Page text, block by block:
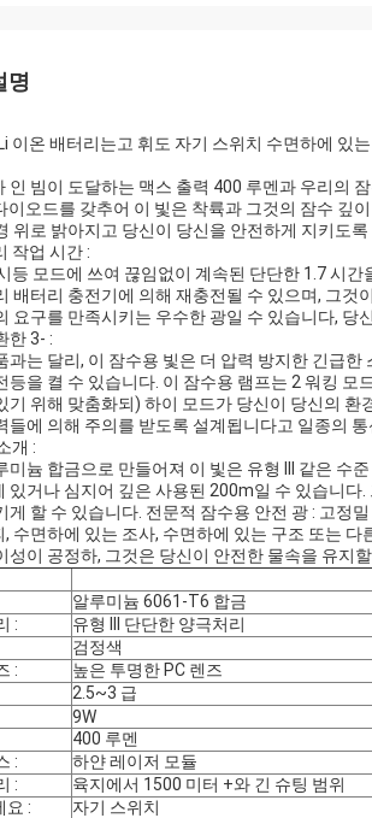
명
이온 배터리는고 휘도 자기 스위치 수면하에 있
인 빔이 도달하는 맥스 출력 400 루멘과 우리의
이오드를 갖추어 이 빛은 착륙과 그것의 잠수
위로 밝아지고 당신이 당신을 안전하게 지키도
작업 시간 :
등 모드에 쓰여 끊임없이 계속된 단단한 1.7 시
배터리 충전기에 의해 재충전될 수 있으며, 그것
요구를 만족시키는 우수한 광일 수 있습니다, 당
한 3- :
과는 달리, 이 잠수용 빛은 더 압력 방지한 긴급
등을 켤 수 있습니다. 이 잠수용 램프는 2 워킹
기 위해 맞춤화되) 하이 모드가 당신이 당신의
들에 의해 주의를 받도록 설계됩니다고 일종의 통
개 :
미늄 합금으로 만들어져 이 빛은 유형 III 같은 수
있거나 심지어 깊은 사용된 200m일 수 있습니
게 할 수 있습니다. 전문적 잠수용 안전 광 : 고정
, 수면하에 있는 조사, 수면하에 있는 구조 또는
성이 공정하, 그것은 당신이 안전한 물속을 유지
알루미늄 6061-T6 합금
:
유형 III 단단한 양극처리
검정색
:
높은 투명한 PC 렌즈
2.5~3 급
9W
400 루멘
:
하얀 레이저 모듈
:
육지에서 1500 미터 +와 긴 슈팅 범위
요 :
자기 스위치